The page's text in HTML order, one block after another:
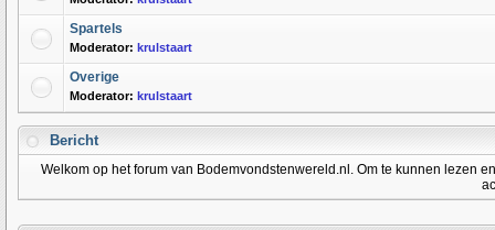
Spartels
Moderator: krulstaart
Overige
Moderator: krulstaart
Bericht
Welkom op het forum van Bodemvondstenwereld.nl. Om te kunnen lezen